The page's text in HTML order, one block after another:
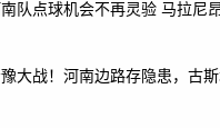
队点球机会不再灵验 马拉尼
大战！河南边路存隐患，古